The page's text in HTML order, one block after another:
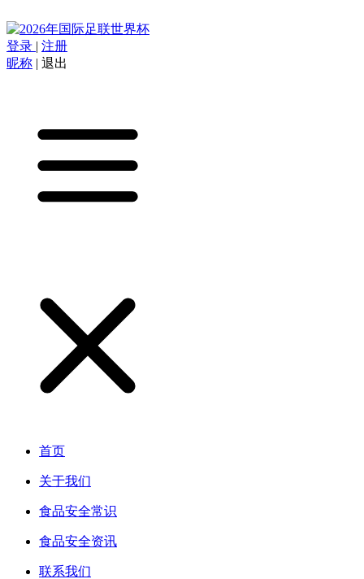
登录 | 注册
昵称 | 退出
首页
关于我们
食品安全常识
食品安全资讯
联系我们